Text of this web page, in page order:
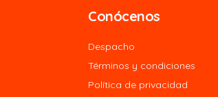
Conócenos
Despacho
Términos y condiciones
Política de privacidad